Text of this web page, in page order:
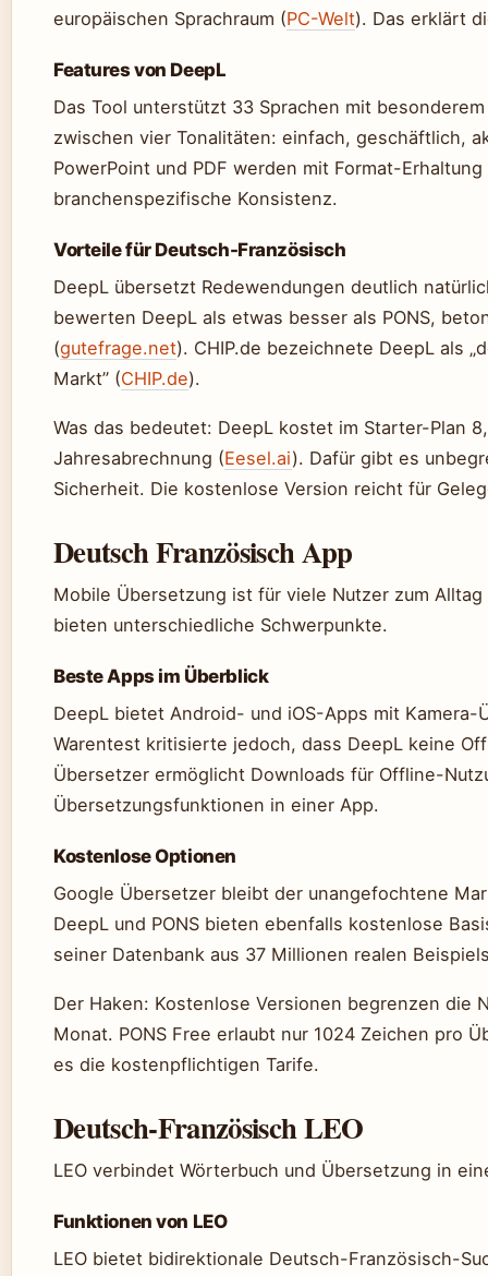
europäischen Sprachraum (PC-Welt). Das erklärt
Features von DeepL
Das Tool unterstützt 33 Sprachen mit
zwischen vier Tonalitäten: einfach, geschäftlich,
PowerPoint und PDF werden mit Format-
branchenspezifische Konsistenz.
Vorteile für Deutsch-Französisch
DeepL übersetzt Redewendungen deutlich
bewerten DeepL als etwas besser als PONS,
(gutefrage.net). CHIP.de bezeichnete DeepL als
Markt” (CHIP.de).
Was das bedeutet: DeepL kostet im Starter-Plan
Jahresabrechnung (Eesel.ai). Dafür gibt es
Sicherheit. Die kostenlose Version reicht für
Deutsch Französisch App
Mobile Übersetzung ist für viele Nutzer zum
bieten unterschiedliche Schwerpunkte.
Beste Apps im Überblick
DeepL bietet Android- und iOS-Apps mit Kamera-
Warentest kritisierte jedoch, dass DeepL keine
Übersetzer ermöglicht Downloads für Offline-
Übersetzungsfunktionen in einer App.
Kostenlose Optionen
Google Übersetzer bleibt der unangefochtene
DeepL und PONS bieten ebenfalls kostenlose
seiner Datenbank aus 37 Millionen realen
Der Haken: Kostenlose Versionen begrenzen die
Monat. PONS Free erlaubt nur 1024 Zeichen pro
es die kostenpflichtigen Tarife.
Deutsch-Französisch LEO
LEO verbindet Wörterbuch und Übersetzung in
Funktionen von LEO
LEO bietet bidirektionale Deutsch-Französisch-